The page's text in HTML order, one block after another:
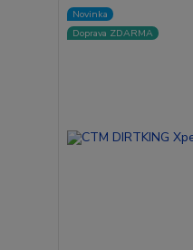
Novinka
Doprava ZDARMA